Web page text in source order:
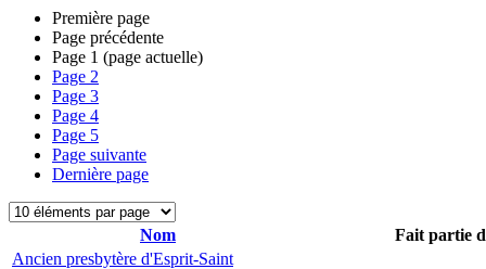
Première page
Page précédente
Page 1 (page actuelle)
Page 2
Page 3
Page 4
Page 5
Page suivante
Dernière page
Nom
Fait partie
Ancien presbytère d'Esprit-Saint